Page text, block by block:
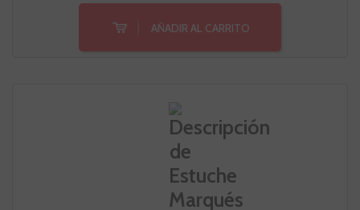
AÑADIR AL CARRITO